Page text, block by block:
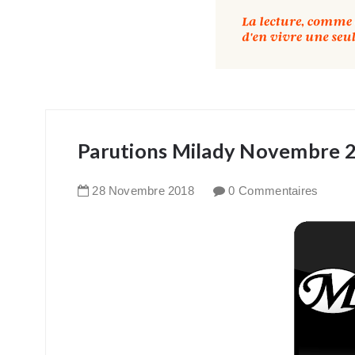
Parutions Milady Novembre
28 Novembre 2018 0 Commentaires